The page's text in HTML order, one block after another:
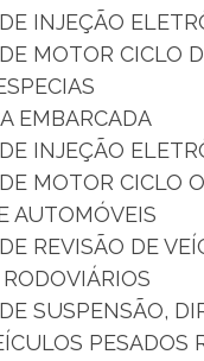
INJEÇÃO
MOTOR CICLO
EMBARCADA
INJEÇÃO
MOTOR CICLO
AUTOMÓVEIS
REVISÃO DE
SUSPENSÃO,
PESADOS